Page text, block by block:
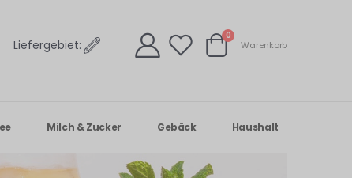
Liefergebiet: Warenkorb
0Artikel
Warenkorb
Milch & Zucker Gebäck Haushalt